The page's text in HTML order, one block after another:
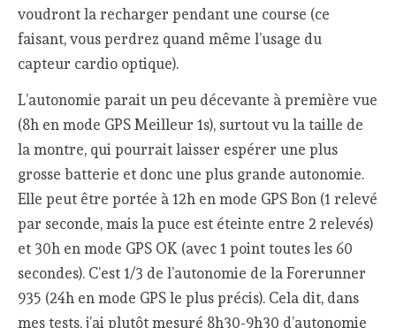
voudront la recharger pendant une course (ce
faisant, vous perdrez quand même l’usage du
capteur cardio optique).
L’autonomie parait un peu décevante à première vue
(8h en mode GPS Meilleur 1s), surtout vu la taille de
la montre, qui pourrait laisser espérer une plus
grosse batterie et donc une plus grande autonomie.
Elle peut être portée à 12h en mode GPS Bon (1 relevé
par seconde, mais la puce est éteinte entre 2 relevés)
et 30h en mode GPS OK (avec 1 point toutes les 60
secondes). C’est 1/3 de l’autonomie de la Forerunner
935 (24h en mode GPS le plus précis). Cela dit, dans
mes tests, j’ai plutôt mesuré 8h30-9h30 d’autonomie